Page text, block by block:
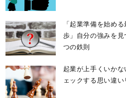
「起業準備を始め
歩」自分の強みを見
つの鉄則
起業が上手くいかな
ェックする思い違